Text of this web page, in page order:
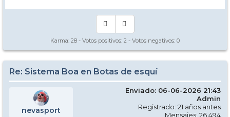
Karma: 28 - Votos positivos: 2 - Votos negativos: 0
Re: Sistema Boa en Botas de esquí
nevasport
Enviado: 06-06-2026 21:43
Admin
Registrado: 21 años antes
Mensajes: 26.494